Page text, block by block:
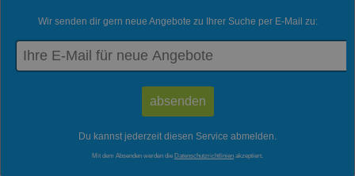
Wir senden dir gern neue Angebote zu Ihrer Suche per E-Mail zu:
Du kannst jederzeit diesen Service abmelden.
Mit dem Absenden werden die Datenschutzrichtlinien akzeptiert.